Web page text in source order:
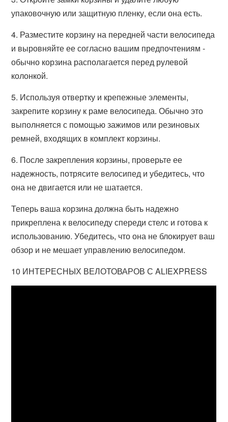
упаковочную или защитную пленку, если она есть.
4. Разместите корзину на передней части велосипеда
и выровняйте ее согласно вашим предпочтениям -
обычно корзина располагается перед рулевой
колонкой.
5. Используя отвертку и крепежные элементы,
закрепите корзину к раме велосипеда. Обычно это
выполняется с помощью зажимов или резиновых
ремней, входящих в комплект корзины.
6. После закрепления корзины, проверьте ее
надежность, потрясите велосипед и убедитесь, что
она не двигается или не шатается.
Теперь ваша корзина должна быть надежно
прикреплена к велосипеду спереди стелс и готова к
использованию. Убедитесь, что она не блокирует ваш
обзор и не мешает управлению велосипедом.
10 ИНТЕРЕСНЫХ ВЕЛОТОВАРОВ С ALIEXPRESS